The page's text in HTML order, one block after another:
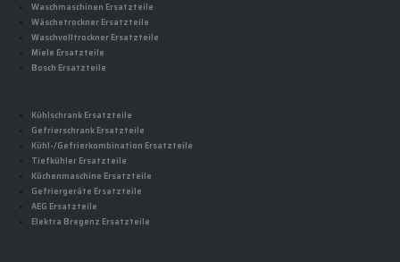
Waschmaschinen Ersatzteile
Wäschetrockner Ersatzteile
Waschvolltrockner Ersatzteile
Miele Ersatzteile
Bosch Ersatzteile
Kühlschrank Ersatzteile
Gefrierschrank Ersatzteile
Kühl-/Gefrierkombination Ersatzteile
Tiefkühler Ersatzteile
Küchenmaschine Ersatzteile
Gefriergeräte Ersatzteile
AEG Ersatzteile
Elektra Bregenz Ersatzteile